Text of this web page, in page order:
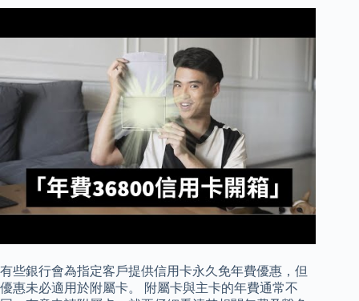
有些銀行會為指定客戶提供信用卡永久免年費優惠，但
優惠未必適用於附屬卡。 附屬卡與主卡的年費通常不